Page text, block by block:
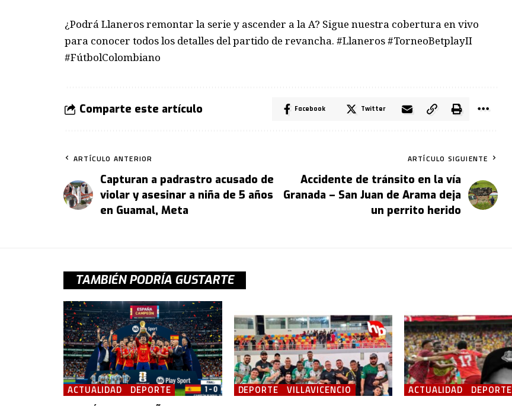
¿Podrá Llaneros remontar la serie y ascender a la A? Sigue nuestra cobertura en vivo
para conocer todos los detalles del partido de revancha. #Llaneros #TorneoBetplayII
#FútbolColombiano
Comparte este artículo Facebook Twitter
ARTÍCULO ANTERIOR
Capturan a padrastro acusado de
violar y asesinar a niña de 5 años
en Guamal, Meta
ARTÍCULO SIGUIENTE
Accidente de tránsito en la vía
Granada – San Juan de Arama deja
un perrito herido
TAMBIÉN PODRÍA GUSTARTE
ACTUALIDAD DEPORTE DEPORTE VILLAVICENCIO ACTUALIDAD DEPORTE